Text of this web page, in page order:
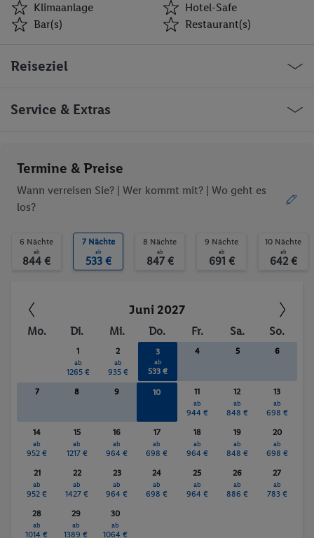
Klimaanlage
Hotel-Safe
Bar(s)
Restaurant(s)
Bar(s)
WLAN-Internet
Außenpool(s)
Pool- / Snackbar
Liegestühle
Jet Ski
Tauchen
Windsurfen
Tretboot
Reiseziel
Griechenland Vasilikos
Service & Extras
entspricht, erfrage bitte vor der Buchung im Service Center.
Termine & Preise
Wann verreisen Sie? | Wer kommt mit? | Wo geht es
los?
6 Nächte
ab
844 €
7 Nächte
ab
533 €
8 Nächte
ab
847 €
9 Nächte
ab
691 €
10 Nächte
ab
642 €
Juni 2027
Mo. Di. Mi. Do. Fr. Sa. So.
1
ab
1265 €
2
ab
935 €
3
ab
533 €
4 5 6
7 8 9 10 11
ab
944 €
12
ab
848 €
13
ab
698 €
14
ab
952 €
15
ab
1217 €
16
ab
964 €
17
ab
698 €
18
ab
964 €
19
ab
848 €
20
ab
698 €
21
ab
952 €
22
ab
1427 €
23
ab
964 €
24
ab
698 €
25
ab
964 €
26
ab
886 €
27
ab
783 €
28
ab
1014 €
29
ab
1389 €
30
ab
1064 €